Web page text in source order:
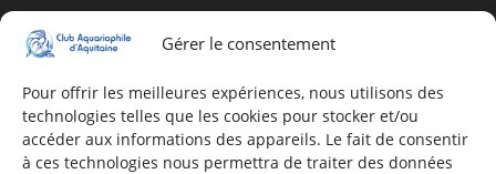
Gérer le consentement
Pour offrir les meilleures expériences, nous utilisons des
technologies telles que les cookies pour stocker et/ou
accéder aux informations des appareils. Le fait de consentir
à ces technologies nous permettra de traiter des données
Adresse
16, Rue Léon Blum
33140 Villenave d'Ornon